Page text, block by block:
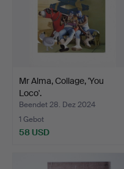
Mr Alma, Collage, 'You
Loco'.
Beendet 28. Dez 2024
1 Gebot
58 USD